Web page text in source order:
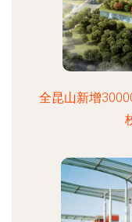
全昆山新增